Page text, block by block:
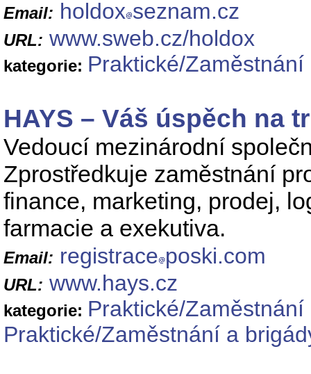
Email: holdox seznam.cz
URL: www.sweb.cz/holdox
kategorie: Praktické/
HAYS – Váš úspěch na
Vedoucí mezinárodní
Zprostředkuje zaměstnání
finance, marketing, prodej,
farmacie a exekutiva.
Email: registrace poski.com
URL: www.hays.cz
kategorie: Praktické/
Praktické/Zaměstnání a